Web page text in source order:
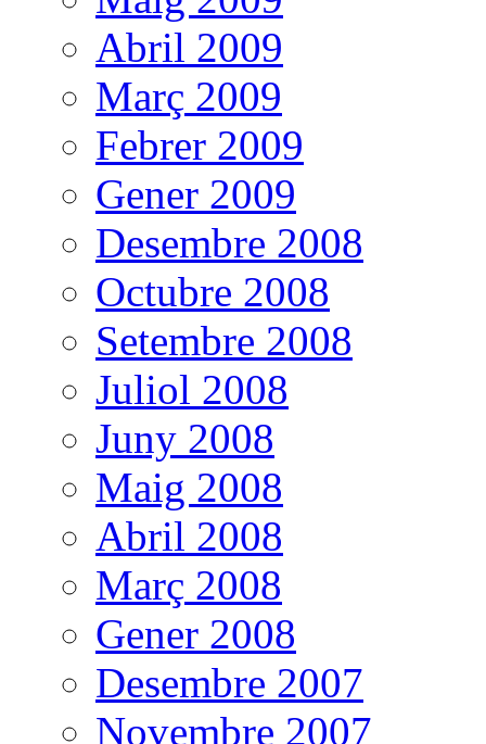
Abril 2009
Març 2009
Febrer 2009
Gener 2009
Desembre 2008
Octubre 2008
Setembre 2008
Juliol 2008
Juny 2008
Maig 2008
Abril 2008
Març 2008
Gener 2008
Desembre 2007
Novembre 2007